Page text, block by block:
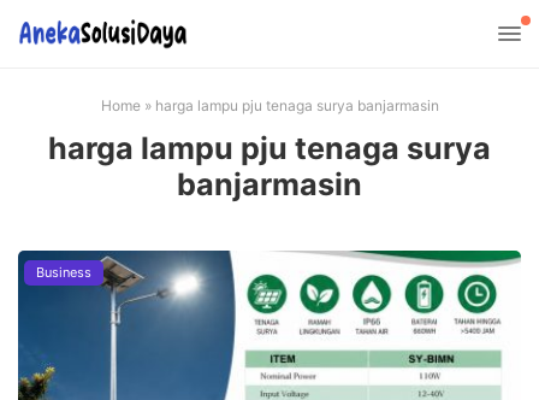
Home» harga lampu pju tenaga surya banjarmasin
harga lampu pju tenaga surya
banjarmasin
Business